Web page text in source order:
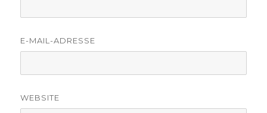
E-MAIL-ADRESSE
WEBSITE